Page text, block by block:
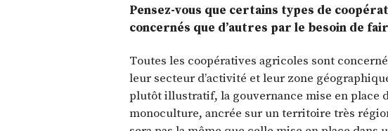
Pensez-vous que certains types de
concernés que d’autres par le besoin de
Toutes les coopératives agricoles sont
leur secteur d’activité et leur zone
plutôt illustratif, la gouvernance mise en place
monoculture, ancrée sur un territoire très